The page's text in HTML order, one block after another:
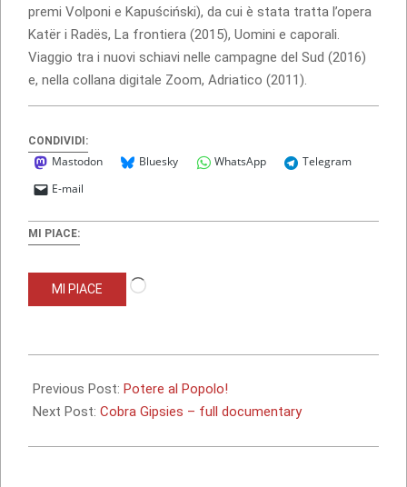
premi Volponi e Kapuściński), da cui è stata tratta l’opera
Katër i Radës, La frontiera (2015), Uomini e caporali.
Viaggio tra i nuovi schiavi nelle campagne del Sud (2016)
e, nella collana digitale Zoom, Adriatico (2011).
CONDIVIDI:
Mastodon Bluesky WhatsApp
Telegram
E-mail
MI PIACE:
MI PIACE
12-
14
Previous Post: Potere al Popolo!
Next Post: Cobra Gipsies – full documentary